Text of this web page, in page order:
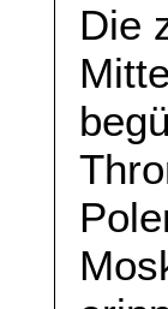
Die